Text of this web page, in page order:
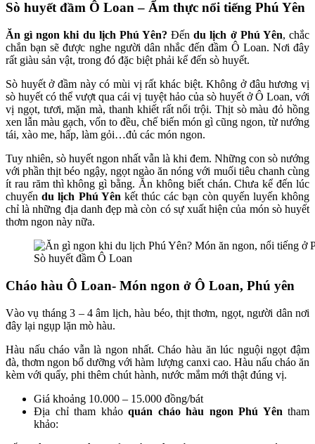
Sò huyết đầm Ô Loan – Ẩm thực nổi tiếng Phú Yên
Ăn gì ngon khi du lịch Phú Yên?Đếndu lịch ở Phú Yên, chắc
chắn bạn sẽ được nghe người dân nhắc đến đầm Ô Loan. Nơi đây
rất giàu sản vật, trong đó đặc biệt phải kể đến sò huyết.
Sò huyết ở đầm này có mùi vị rất khác biệt. Không ở đâu hương vị
sò huyết có thể vượt qua cái vị tuyệt hảo của sò huyết ở Ô Loan, với
vị ngọt, tươi, mặn mà, thanh khiết rất nổi trội. Thịt sò màu đỏ hồng
xen lẫn màu gạch, vốn to đều, chế biến món gì cũng ngon, từ nướng
tái, xào me, hấp, làm gỏi…đủ các món ngon.
Tuy nhiên, sò huyết ngon nhất vẫn là khi đem. Những con sò nướng
với phần thịt béo ngậy, ngọt ngào ăn nóng với muối tiêu chanh cùng
ít rau răm thì không gì bằng. Ăn không biết chán. Chưa kể đến lúc
chuyếndu lịch Phú Yên kết thúc các bạn còn quyến luyến không
chỉ là những địa danh đẹp mà còn có sự xuất hiện của món sò huyết
thơm ngon này nữa.
Sò huyết đầm Ô Loan
Cháo hàu Ô Loan- Món ngon ở Ô Loan, Phú yên
Vào vụ tháng 3 – 4 âm lịch, hàu béo, thịt thơm, ngọt, người dân nơi
đây lại ngụp lặn mò hàu.
Hàu nấu cháo vẫn là ngon nhất. Cháo hàu ăn lúc nguội ngọt đậm
đà, thơm ngon bổ dưỡng với hàm lượng canxi cao. Hàu nấu cháo ăn
kèm với quẩy, phi thêm chút hành, nước mắm mới thật đúng vị.
Giá khoảng 10.000 – 15.000 đồng/bát
Địa chỉ tham khảo quán cháo hàu ngon Phú Yên tham
khảo: